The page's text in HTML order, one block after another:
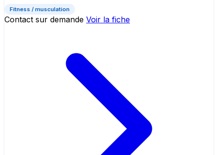
Fitness / musculation
Contact sur demande Voir la fiche